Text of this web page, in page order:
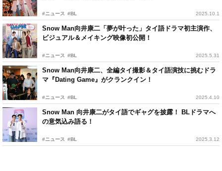
#ニュース #BL 2025.10.1
Snow Man向井康二「夢が叶った」タイ語ドラマ初主演作、
ビジュアル＆メイキング映像初公開！
#ニュース #BL 2025.5.31
Snow Man向井康二、全編タイ撮影＆タイ語演技に挑むドラ
マ『Dating Game』がクランクイン！
#ニュース #BL 2025.4.10
Snow Man 向井康二がタイ語でギャグを披露！ BLドラマへ
の意気込み語る！
#ニュース #BL 2025.3.12